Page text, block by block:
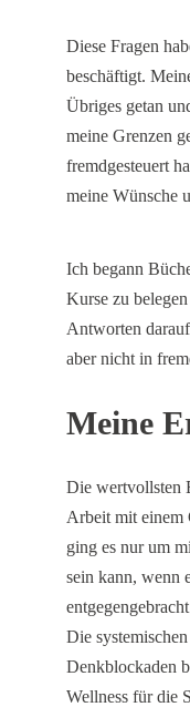
Diese Fragen
beschäftigt.
Übriges getan
meine Grenzen
fremdgesteuert
meine Wünsche
Ich begann
Kurse zu
Antworten
aber nicht in
Meine
Die wertvollsten
Arbeit mit einem
ging es nur um
sein kann, wenn
Die
Denkblockaden
Wellness für die